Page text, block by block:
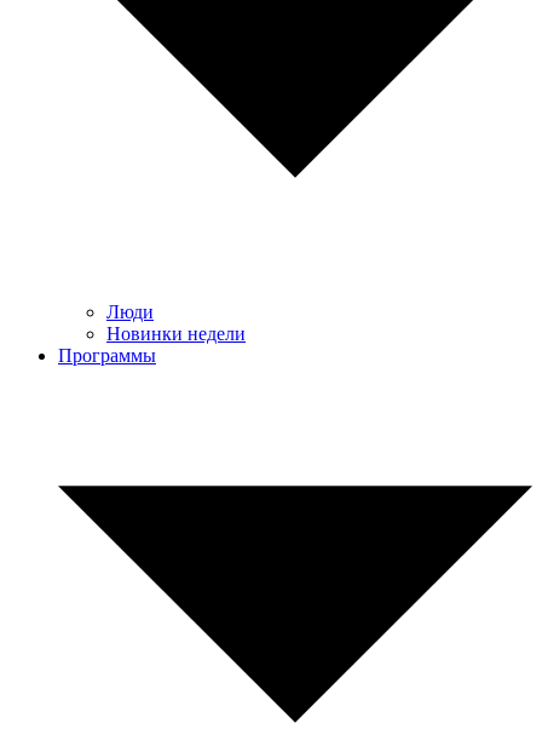
Люди
Новинки недели
Программы